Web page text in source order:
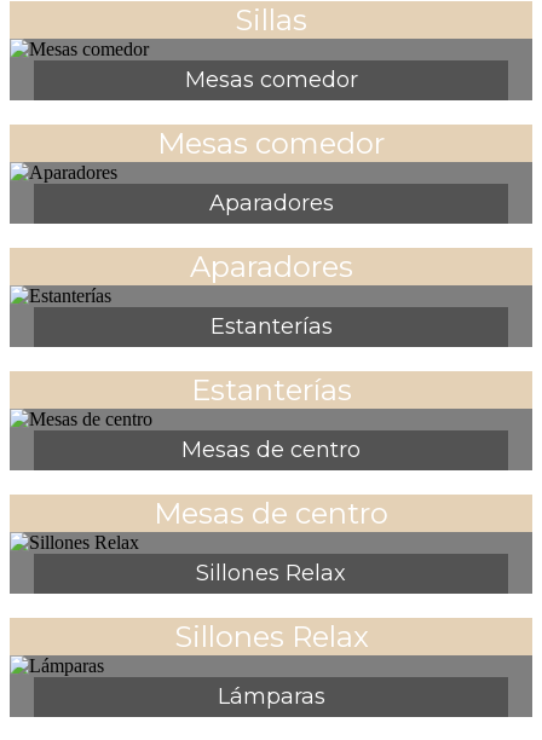
Sillas
Mesas comedor
Mesas comedor
Aparadores
Aparadores
Estanterías
Estanterías
Mesas de centro
Mesas de centro
Sillones Relax
Sillones Relax
Lámparas